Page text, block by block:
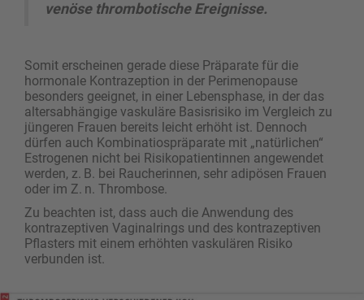
venöse thrombotische Ereignisse.
Somit erscheinen gerade diese Präparate für die
hormonale Kontrazeption in der Perimenopause
besonders geeignet, in einer Lebensphase, in der das
altersabhängige vaskuläre Basisrisiko im Vergleich zu
jüngeren Frauen bereits leicht erhöht ist. Dennoch
dürfen auch Kombinatiospräparate mit „natürlichen“
Estrogenen nicht bei Risikopatientinnen angewendet
werden, z. B. bei Raucherinnen, sehr adipösen Frauen
oder im Z. n. Thrombose.
Zu beachten ist, dass auch die Anwendung des
kontrazeptiven Vaginalrings und des kontrazeptiven
Pflasters mit einem erhöhten vaskulären Risiko
verbunden ist.